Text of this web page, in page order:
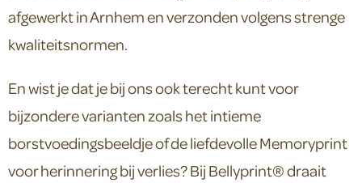
afgewerkt in Arnhem en verzonden volgens strenge
kwaliteitsnormen.
En wist je dat je bij ons ook terecht kunt voor
bijzondere varianten zoals het intieme
borstvoedingsbeeldje of de liefdevolle Memoryprint
voor herinnering bij verlies? Bij Bellyprint® draait